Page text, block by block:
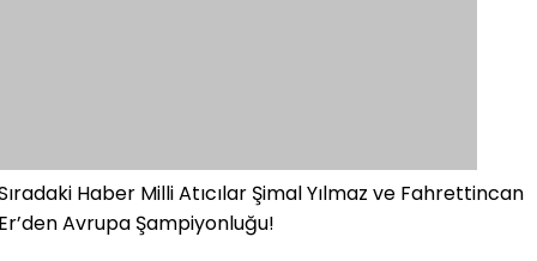
Haber Milli Atıcılar Şimal Yılmaz ve Fahrettincan
Avrupa Şampiyonluğu!